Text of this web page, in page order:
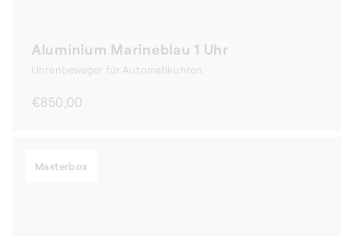
Aluminium Marineblau 1 Uhr
Uhrenbeweger für Automatikuhren
Normaler
€850,00
Masterbox